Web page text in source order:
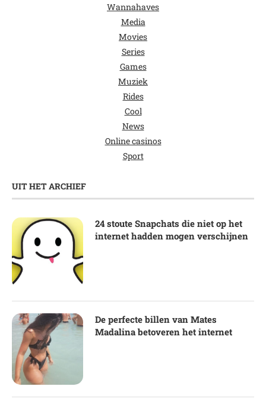
Wannahaves
Media
Movies
Series
Games
Muziek
Rides
Cool
News
Online casinos
Sport
UIT HET ARCHIEF
24 stoute Snapchats die niet op het
internet hadden mogen verschijnen
De perfecte billen van Mates
Madalina betoveren het internet